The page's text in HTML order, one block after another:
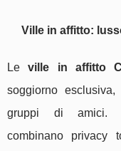
Ville in affitto:
Leville in affitto
soggiorno
gruppi di amici.
combinano privacy